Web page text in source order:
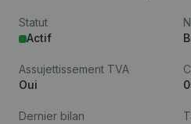
Statut
Actif
Assujettissement TVA
Oui
Dernier bilan